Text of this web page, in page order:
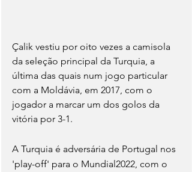
Çalik vestiu por oito vezes a camisola
da seleção principal da Turquia, a
última das quais num jogo particular
com a Moldávia, em 2017, com o
jogador a marcar um dos golos da
vitória por 3-1.
A Turquia é adversária de Portugal nos
'play-off' para o Mundial2022, com o